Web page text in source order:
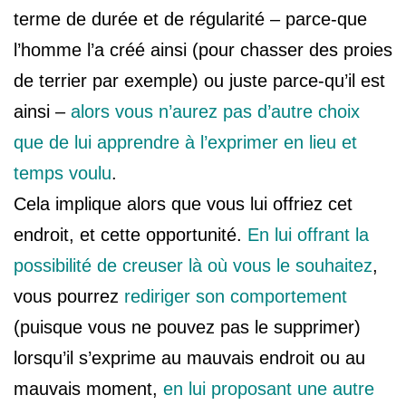
terme de durée et de régularité – parce-que
l’homme l’a créé ainsi (pour chasser des proies
de terrier par exemple) ou juste parce-qu’il est
ainsi –alors vous n’aurez pas d’autre choix
que de lui apprendre à l’exprimer en lieu et
temps voulu.
Cela implique alors que vous lui offriez cet
endroit, et cette opportunité. En lui offrant la
possibilité de creuser là où vous le souhaitez,
vous pourrez rediriger son comportement
(puisque vous ne pouvez pas le supprimer)
lorsqu’il s’exprime au mauvais endroit ou au
mauvais moment, en lui proposant une autre